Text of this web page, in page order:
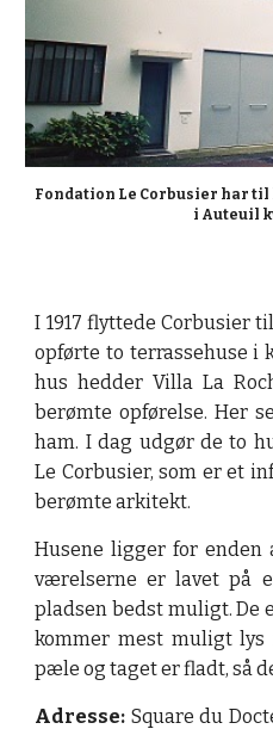
Fondation Le Corbusier har til
i Auteuil
I 1917 flyttede Corbusier
opførte to terrassehuse i
hus hedder Villa La
berømte opførelse. Her
ham. I dag udgør de to
Le Corbusier, som er et
berømte arkitekt.
Husene ligger for
værelserne er lavet på
pladsen bedst muligt. De
kommer mest muligt lys
pæle og taget er fladt, så
Adresse: Square du